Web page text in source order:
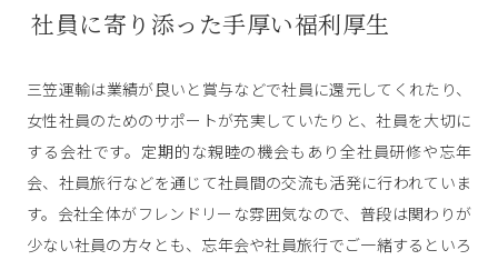
社員に寄り添った手厚い福利厚生
三笠運輸は業績が良いと賞与などで社員に還元してくれたり、
女性社員のためのサポートが充実していたりと、社員を大切に
する会社です。定期的な親睦の機会もあり全社員研修や忘年
会、社員旅行などを通じて社員間の交流も活発に行われていま
す。会社全体がフレンドリーな雰囲気なので、普段は関わりが
少ない社員の方々とも、忘年会や社員旅行でご一緒するといろ